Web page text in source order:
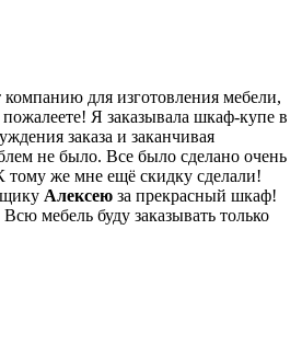
для изготовления мебели,
Я заказывала шкаф-купе в
заказа и заканчивая
не было. Все было сделано очень
тому же мне ещё скидку сделали!
Алексею за прекрасный шкаф!
мебель буду заказывать только